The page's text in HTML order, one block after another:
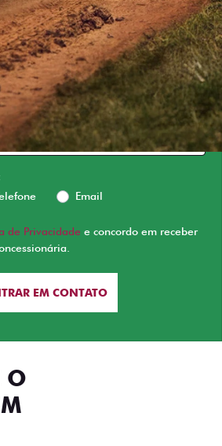
Email
de Privacidade e concordo em receber
EM CONTATO
O